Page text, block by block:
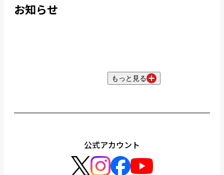
お知らせ
もっと見る
公式アカウント